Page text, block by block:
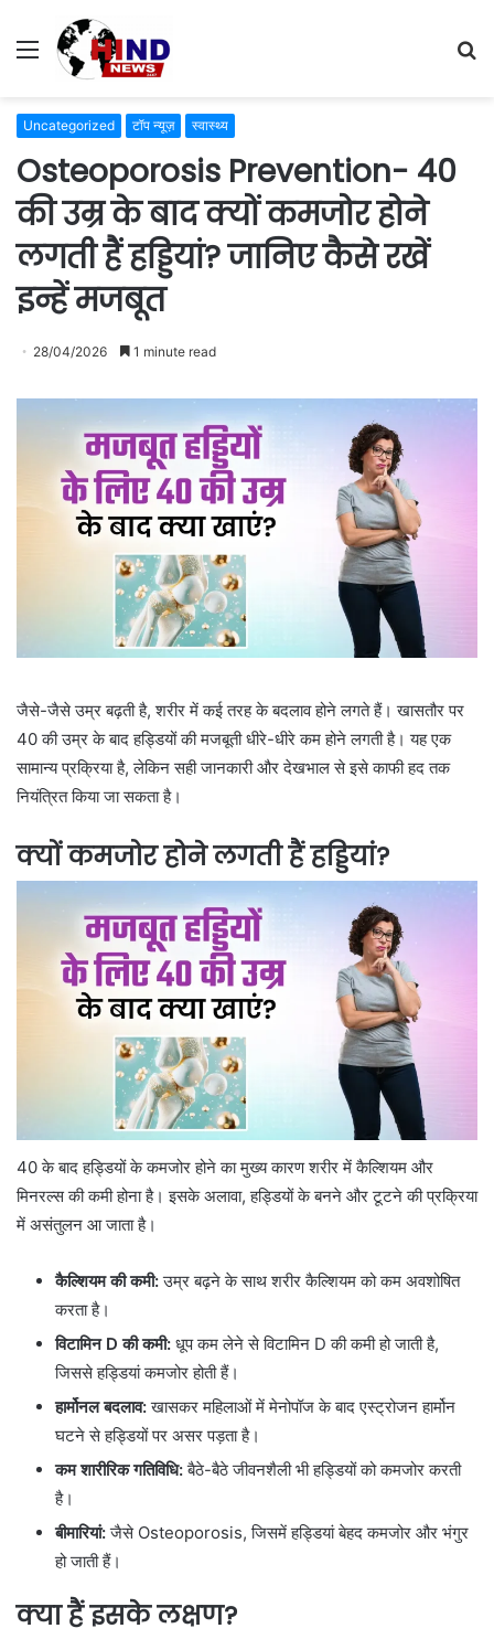
Menu
Uncategorized टॉप न्यूज़ स्वास्थ्य
Osteoporosis Prevention- 40
की उम्र के बाद क्यों कमजोर होने
लगती हैं हड्डियां? जानिए कैसे रखें
इन्हें मजबूत
28/04/2026 1 minute read
जैसे-जैसे उम्र बढ़ती है, शरीर में कई तरह के बदलाव होने लगते हैं। खासतौर पर
40 की उम्र के बाद हड्डियों की मजबूती धीरे-धीरे कम होने लगती है। यह एक
सामान्य प्रक्रिया है, लेकिन सही जानकारी और देखभाल से इसे काफी हद तक
नियंत्रित किया जा सकता है।
क्यों कमजोर होने लगती हैं हड्डियां?
40 के बाद हड्डियों के कमजोर होने का मुख्य कारण शरीर में कैल्शियम और
मिनरल्स की कमी होना है। इसके अलावा, हड्डियों के बनने और टूटने की प्रक्रिया
में असंतुलन आ जाता है।
कैल्शियम की कमी:उम्र बढ़ने के साथ शरीर कैल्शियम को कम अवशोषित
करता है।
विटामिन D की कमी: धूप कम लेने से विटामिन D की कमी हो जाती है,
जिससे हड्डियां कमजोर होती हैं।
हार्मोनल बदलाव:खासकर महिलाओं में मेनोपॉज के बाद एस्ट्रोजन हार्मोन
घटने से हड्डियों पर असर पड़ता है।
कम शारीरिक गतिविधि:बैठे-बैठे जीवनशैली भी हड्डियों को कमजोर करती
है।
बीमारियां:जैसे Osteoporosis, जिसमें हड्डियां बेहद कमजोर और भंगुर
हो जाती हैं।
क्या हैं इसके लक्षण?